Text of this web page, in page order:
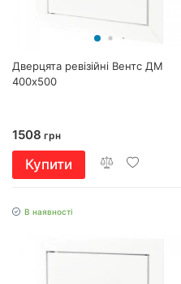
Дверцята ревізійні Вентс ДМ
400х500
1508 грн
Купити
В наявності